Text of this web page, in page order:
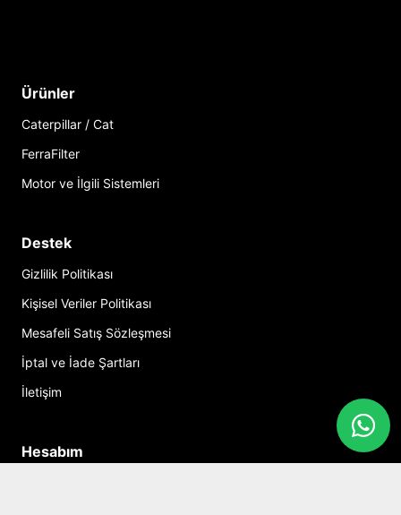
Ürünler
Caterpillar / Cat
FerraFilter
Motor ve İlgili Sistemleri
Destek
Gizlilik Politikası
Kişisel Veriler Politikası
Mesafeli Satış Sözleşmesi
İptal ve İade Şartları
İletişim
Hesabım